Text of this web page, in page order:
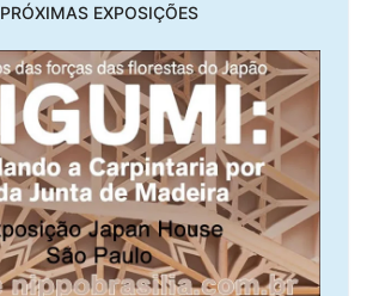
PRÓXIMAS EXPOSIÇÕES